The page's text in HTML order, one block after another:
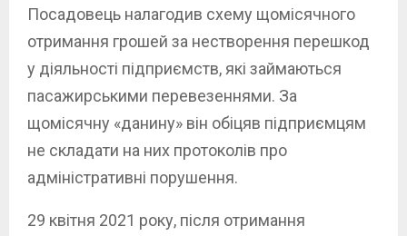
Посадовець налагодив схему щомісячного
отримання грошей за нестворення перешкод
у діяльності підприємств, які займаються
пасажирськими перевезеннями. За
щомісячну «данину» він обіцяв підприємцям
не складати на них протоколів про
адміністративні порушення.
29 квітня 2021 року, після отримання